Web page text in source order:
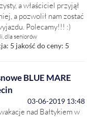
a właściciel przyjął
a pozwolił nam zostać
Polecamy!!! :)
dla seniorów
5 jakość do ceny: 5
BLUE MARE
03-06-2019 13:48
nad Bałtykiem w